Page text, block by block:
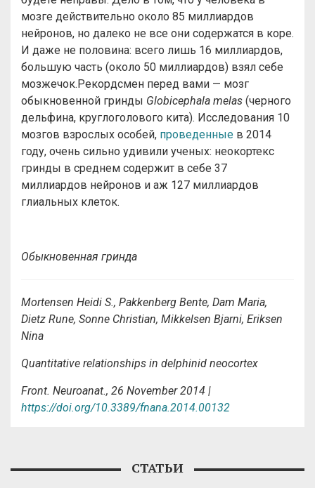
мозге действительно около 85 миллиардов
нейронов, но далеко не все они содержатся в коре.
И даже не половина: всего лишь 16 миллиардов,
большую часть (около 50 миллиардов) взял себе
мозжечок.Рекордсмен перед вами — мозг
обыкновенной гринды Globicephala melas (черного
дельфина, круглоголового кита). Исследования 10
мозгов взрослых особей, проведенные в 2014
году, очень сильно удивили ученых: неокортекс
гринды в среднем содержит в себе 37
миллиардов нейронов и аж 127 миллиардов
глиальных клеток.
Обыкновенная гринда
Mortensen Heidi S., Pakkenberg Bente, Dam Maria,
Dietz Rune, Sonne Christian, Mikkelsen Bjarni, Eriksen
Nina
Quantitative relationships in delphinid neocortex
Front. Neuroanat., 26 November 2014 |
https://doi.org/10.3389/fnana.2014.00132
СТАТЬИ